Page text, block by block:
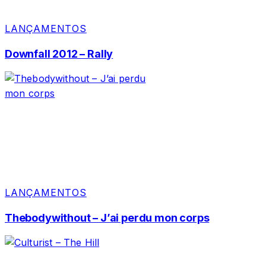
LANÇAMENTOS
Downfall 2012 – Rally
LANÇAMENTOS
Thebodywithout – J’ai perdu mon corps